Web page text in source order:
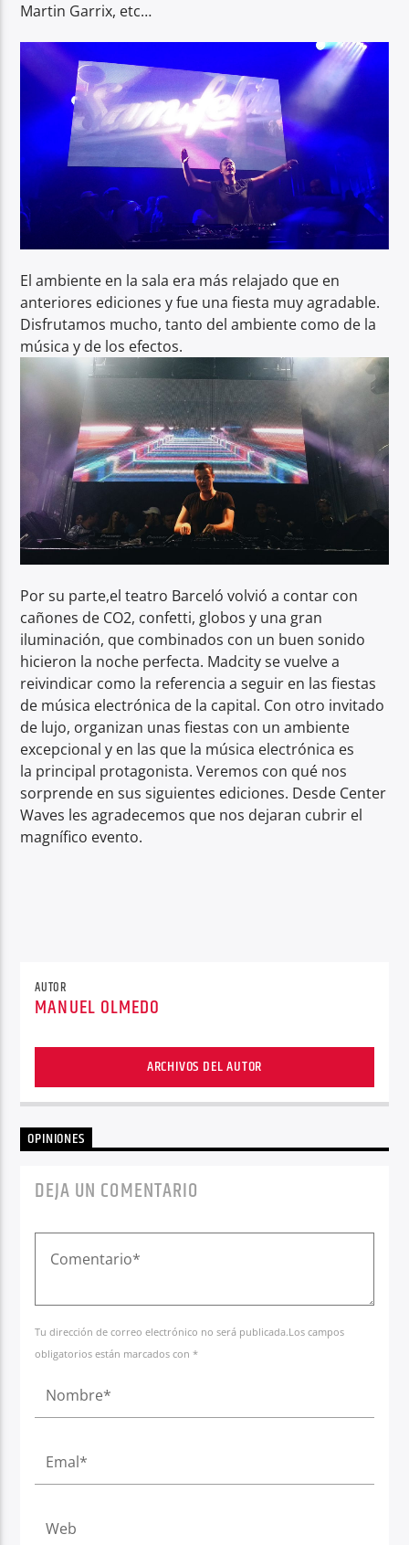
Martin Garrix, etc…
El ambiente en la sala era más relajado que en
anteriores ediciones y fue una fiesta muy agradable.
Disfrutamos mucho, tanto del ambiente como de la
música y de los efectos.
Por su parte,el teatro Barceló volvió a contar con
cañones de CO2, confetti, globos y una gran
iluminación, que combinados con un buen sonido
hicieron la noche perfecta. Madcity se vuelve a
reivindicar como la referencia a seguir en las fiestas
de música electrónica de la capital. Con otro invitado
de lujo, organizan unas fiestas con un ambiente
excepcional y en las que la música electrónica es
la principal protagonista. Veremos con qué nos
sorprende en sus siguientes ediciones. Desde Center
Waves les agradecemos que nos dejaran cubrir el
magnífico evento.
AUTOR
MANUEL OLMEDO
ARCHIVOS DEL AUTOR
OPINIONES
DEJA UN COMENTARIO
Tu dirección de correo electrónico no será publicada.Los campos
obligatorios están marcados con *